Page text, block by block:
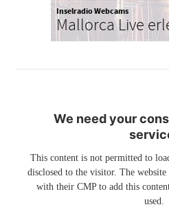
Inselradio Webcams
Mallorca Live
We need your
This content is not permitted to
disclosed to the visitor. The website
with their CMP to add this
used.